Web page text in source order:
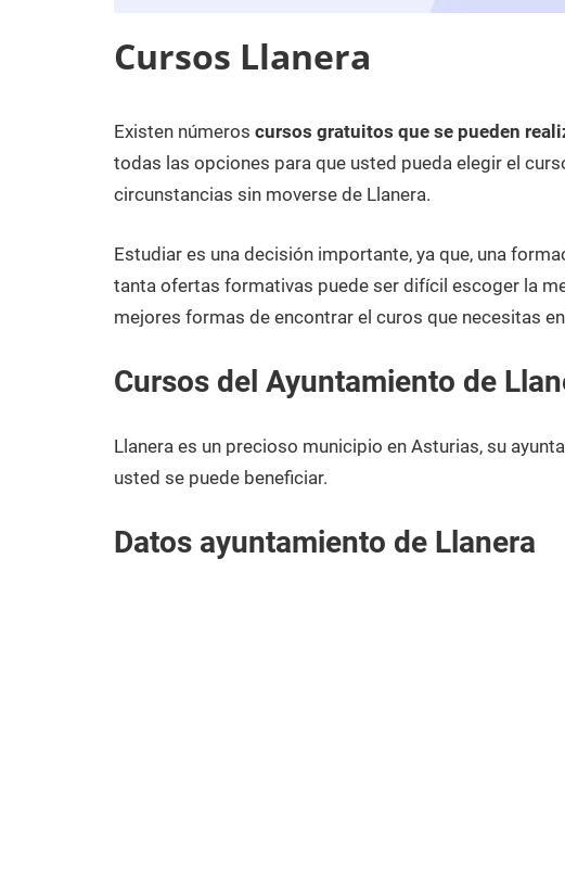
Cursos Llanera
7
de
diciembre
2020
Maria
Cursos
en
Asturias
Existen números cursos gratuitos que se pueden
todas las opciones para que usted pueda elegir el
circunstancias sin moverse de Llanera.
Estudiar es una decisión importante, ya que, una
tanta ofertas formativas puede ser difícil escoger la
mejores formas de encontrar el curos que necesitas
Cursos del Ayuntamiento de
Llanera es un precioso municipio en Asturias, su
usted se puede beneficiar.
Datos ayuntamiento de Llanera